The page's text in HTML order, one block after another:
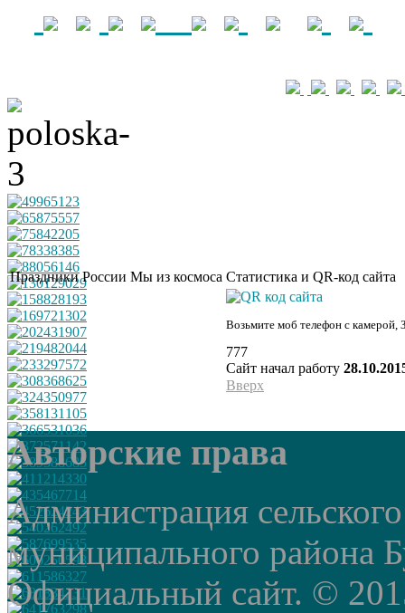
Праздники России Мы из космоса Статистика и QR-код сайта
Возьмите моб телефон с камерой,
777
Сайт начал работу
Вверх
Авторские права
Администрация
муниципального района
Официальный сайт. ©